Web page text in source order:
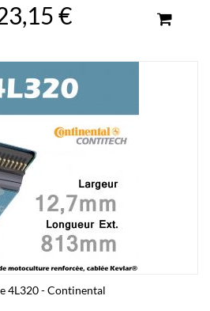
€
4L320 - Continental